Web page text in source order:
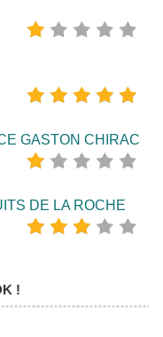
GASTON CHIRAC
DE LA ROCHE
!